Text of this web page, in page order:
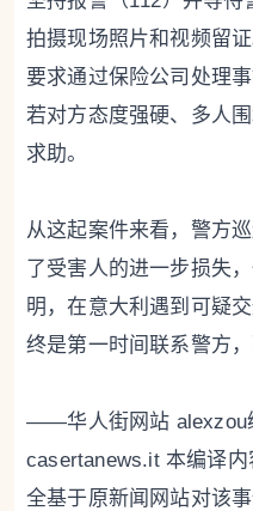
拍摄现场照片和视频留证
要求通过保险公司处理事
若对方态度强硬、多人
求助。
从这起案件来看，警方
了受害人的进一步损失
明，在意大利遇到可疑
终是第一时间联系警方，
——华人街网站 alexzou
casertanews.it 本编译
全基于原新闻网站对该